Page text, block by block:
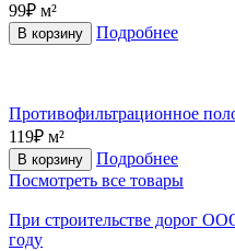
99₽ м²
В корзину Подробнее
Противофильтрационное
119₽ м²
В корзину
Подробнее
Посмотреть все товары
При строительстве дорог ООО
году